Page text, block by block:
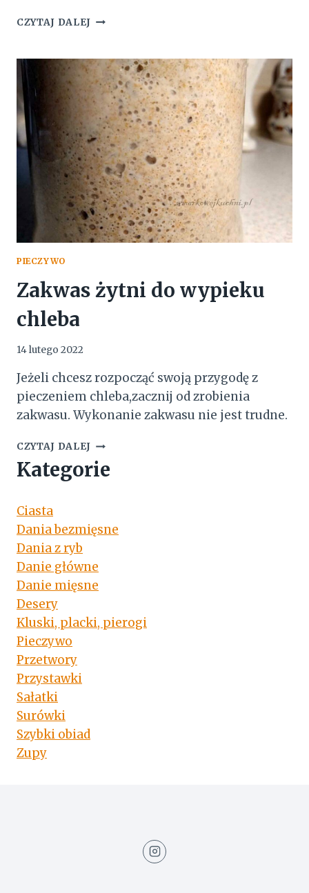
CZYTAJ DALEJ CHLEB
ŻYTNI
NA
ZAKWASIE
PIECZYWO
Zakwas żytni do wypieku
chleba
14 lutego 2022
Jeżeli chcesz rozpocząć swoją przygodę z
pieczeniem chleba,zacznij od zrobienia
zakwasu. Wykonanie zakwasu nie jest trudne.
CZYTAJ DALEJ ZAKWAS
ŻYTNI
DO
Kategorie
Ciasta
Dania bezmięsne
Dania z ryb
Danie główne
Danie mięsne
Desery
Kluski, placki, pierogi
Pieczywo
Przetwory
Przystawki
Sałatki
Surówki
Szybki obiad
Zupy